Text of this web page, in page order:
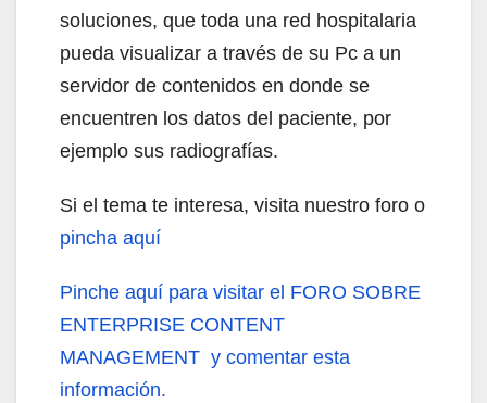
soluciones, que toda una red hospitalaria
pueda visualizar a través de su Pc a un
servidor de contenidos en donde se
encuentren los datos del paciente, por
ejemplo sus radiografías.
Si el tema te interesa, visita nuestro foro o
pincha aquí
Pinche aquí para visitar el FORO SOBRE
ENTERPRISE CONTENT
MANAGEMENT y comentar esta
información.